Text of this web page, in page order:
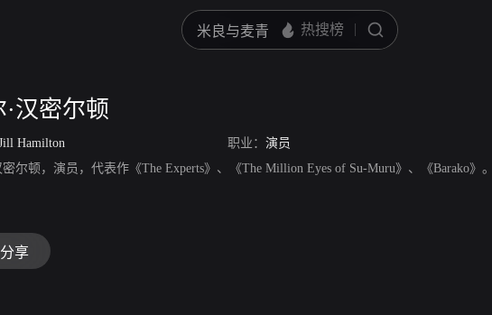
·汉密尔顿
Hamilton 职业： 演员
密尔顿，演员，代表作《The Experts》、《The Million Eyes of Su-Muru》、《Barako》
分享